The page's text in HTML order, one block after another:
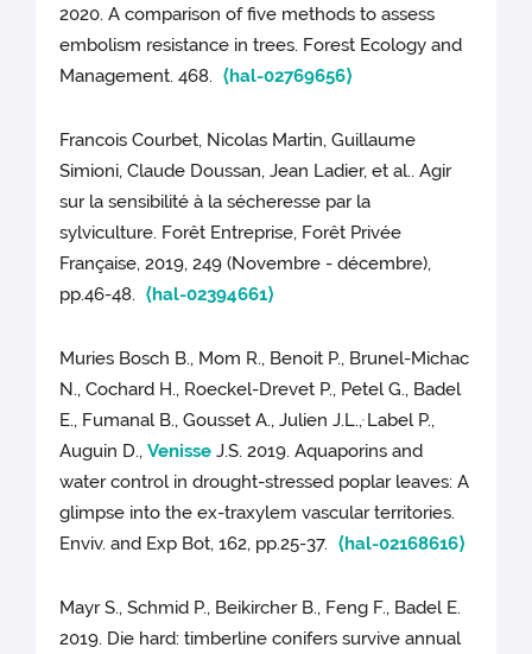
2020. A comparison of five methods to assess
embolism resistance in trees. Forest Ecology and
Management. 468. ⟨hal-02769656⟩
Francois Courbet, Nicolas Martin, Guillaume
Simioni, Claude Doussan, Jean Ladier, et al.. Agir
sur la sensibilité à la sécheresse par la
sylviculture. Forêt Entreprise, Forêt Privée
Française, 2019, 249 (Novembre - décembre),
pp.46-48. ⟨hal-02394661⟩
Muries Bosch B., Mom R., Benoit P., Brunel-Michac
N., Cochard H., Roeckel-Drevet P., Petel G., Badel
E., Fumanal B., Gousset A., Julien J.L.,, Label P.,
Auguin D.,Venisse J.S. 2019. Aquaporins and
water control in drought-stressed poplar leaves: A
glimpse into the ex-traxylem vascular territories.
Enviv. and Exp Bot, 162, pp.25-37. ⟨hal-02168616⟩
Mayr S., Schmid P., Beikircher B., Feng F., Badel E.
2019. Die hard: timberline conifers survive annual